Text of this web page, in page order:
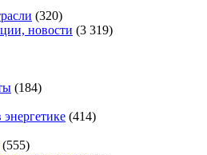
(320)
новости (3 319)
(184)
(414)
(555)